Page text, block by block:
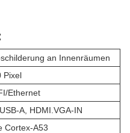
an Innenräumen
Pixel
Ethernet
A, HDMI.VGA-IN
Cortex-A53